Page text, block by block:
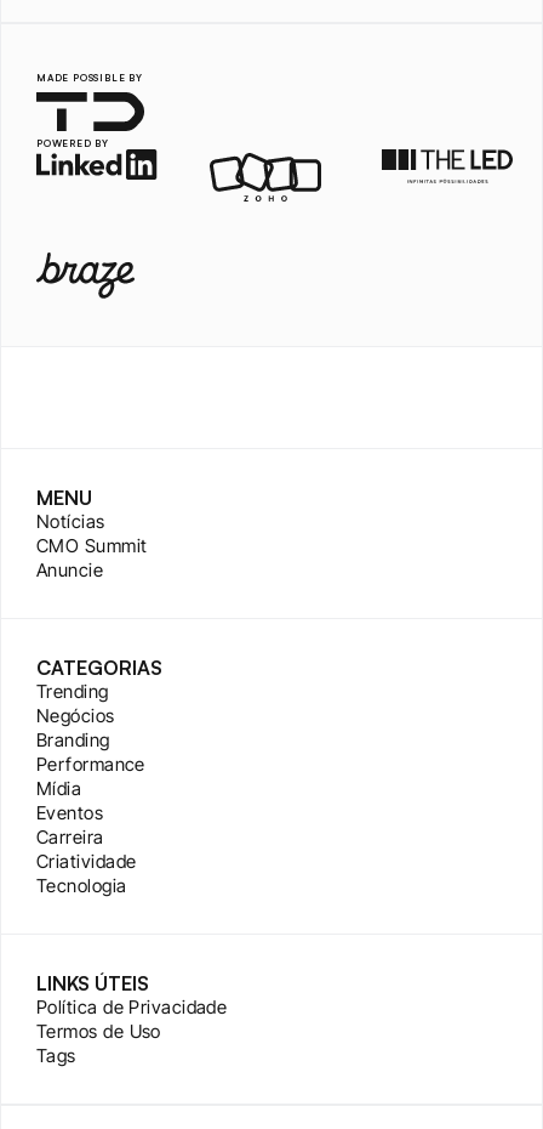
MADE POSSIBLE BY
POWERED BY
MENU
Notícias
CMO Summit
Anuncie
CATEGORIAS
Trending
Negócios
Branding
Performance
Mídia
Eventos
Carreira
Criatividade
Tecnologia
LINKS ÚTEIS
Política de Privacidade
Termos de Uso
Tags